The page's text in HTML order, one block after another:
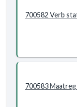
700582 Verb
700583